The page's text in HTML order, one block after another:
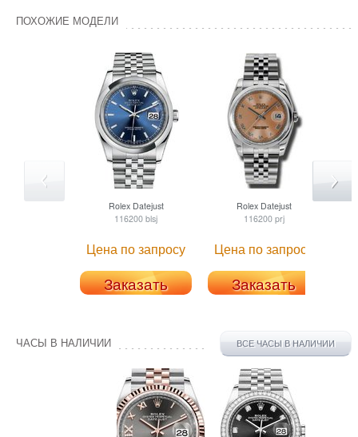
ПОХОЖИЕ МОДЕЛИ
RolexDatejust
116200 blsj
Цена по запросу
Заказать
RolexDatejust
116200 prj
Цена по запросу
Заказать
ЧАСЫ В НАЛИЧИИ ВСЕ ЧАСЫ В НАЛИЧИИ